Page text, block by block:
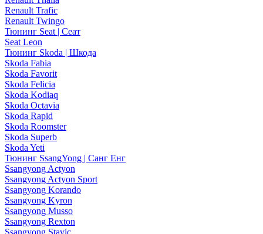
Renault Trafic
Renault Twingo
Тюнинг Seat | Сеат
Seat Leon
Тюнинг Skoda | Шкода
Skoda Fabia
Skoda Favorit
Skoda Felicia
Skoda Kodiaq
Skoda Octavia
Skoda Rapid
Skoda Roomster
Skoda Superb
Skoda Yeti
Тюнинг SsangYong | Санг Енг
Ssangyong Actyon
Ssangyong Actyon Sport
Ssangyong Korando
Ssangyong Kyron
Ssangyong Musso
Ssangyong Rexton
Ssangyong Stavic